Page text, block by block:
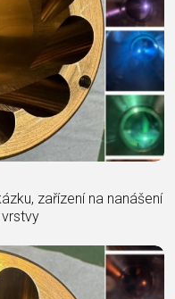
zařízení na nanášení